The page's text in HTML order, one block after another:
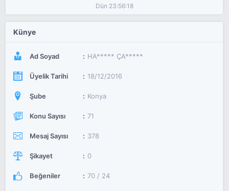
Dün 23:56:18
Künye
Ad Soyad HA***** ÇA*****
Üyelik Tarihi 18/12/2016
Şube Konya
Konu Sayısı 71
Mesaj Sayısı 378
Şikayet 0
Beğeniler 70 / 24